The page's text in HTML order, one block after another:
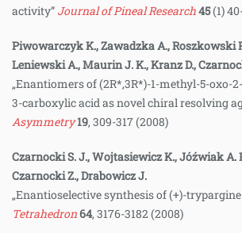
activity” Journal of Pineal Research45(1)
Piwowarczyk K., Zawadzka A., Roszkowski
Leniewski A., Maurin J. K., Kranz D.,
„Enantiomers of (2R*,3R*)-1-methyl-5-oxo-
3-carboxylic acid as novel chiral resolving
Asymmetry19, 309-317 (2008)
Czarnocki S. J., Wojtasiewicz K., Jóźwiak A.
Czarnocki Z., Drabowicz J.
„Enantioselective synthesis of (+)-
Tetrahedron64, 3176-3182 (2008)